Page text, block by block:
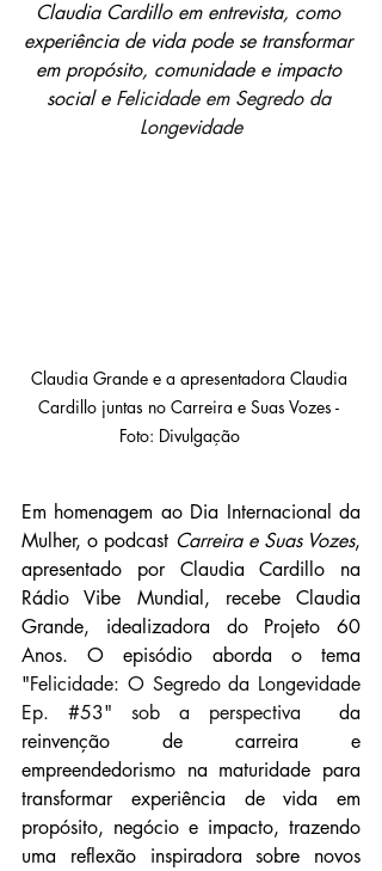
Claudia Cardillo em entrevista, como
experiência de vida pode se transformar
em propósito, comunidade e impacto
social e Felicidade em Segredo da
Longevidade
Claudia Grande e a apresentadora Claudia
Cardillo juntas no Carreira e Suas Vozes -
Em homenagem ao Dia Internacional da
Mulher, o podcast Carreira e Suas Vozes,
apresentado por Claudia Cardillo na
Rádio Vibe Mundial, recebe Claudia
Grande, idealizadora do Projeto 60
Anos. O episódio aborda o tema
"Felicidade: O Segredo da Longevidade
Ep. #53" sob a perspectiva
da
reinvenção de carreira e
empreendedorismo na maturidade para
transformar experiência de vida em
propósito, negócio e impacto, trazendo
uma reflexão inspiradora sobre novos